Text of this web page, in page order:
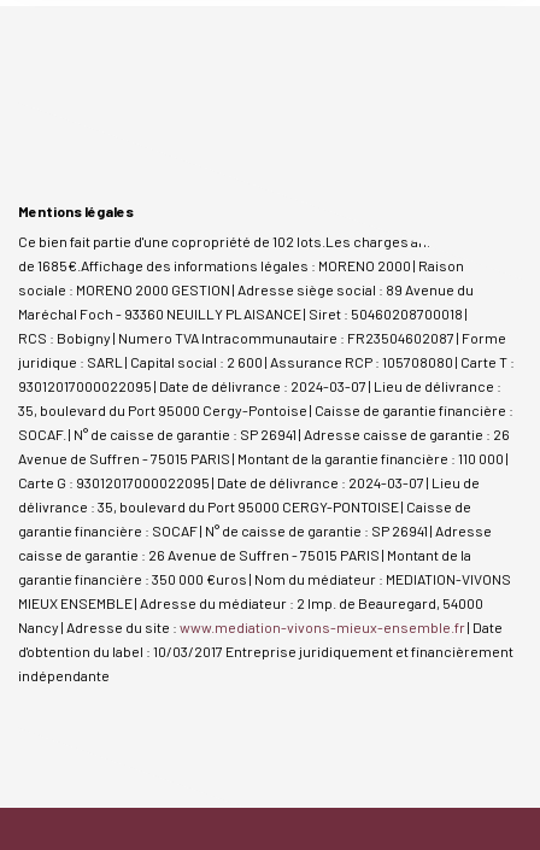
Mentions légales
Ce bien fait partie d'une copropriété de 102 lots.Les charges annuelles sont
de 1685€. Affichage des informations légales : MORENO 2000 | Raison
sociale : MORENO 2000 GESTION | Adresse siège social : 89 Avenue du
Maréchal Foch - 93360 NEUILLY PLAISANCE | Siret : 50460208700018 |
RCS : Bobigny | Numero TVA Intracommunautaire : FR23504602087 | Forme
juridique : SARL | Capital social : 2 600 | Assurance RCP : 105708080 | Carte T :
93012017000022095 | Date de délivrance : 2024-03-07 | Lieu de délivrance :
35, boulevard du Port 95000 Cergy-Pontoise | Caisse de garantie financière :
SOCAF. | N° de caisse de garantie : SP 26941 | Adresse caisse de garantie : 26
Avenue de Suffren - 75015 PARIS | Montant de la garantie financière : 110 000 |
Carte G : 93012017000022095 | Date de délivrance : 2024-03-07 | Lieu de
délivrance : 35, boulevard du Port 95000 CERGY-PONTOISE | Caisse de
garantie financière : SOCAF | N° de caisse de garantie : SP 26941 | Adresse
caisse de garantie : 26 Avenue de Suffren - 75015 PARIS | Montant de la
garantie financière : 350 000 €uros | Nom du médiateur : MEDIATION-VIVONS
MIEUX ENSEMBLE | Adresse du médiateur : 2 Imp. de Beauregard, 54000
Nancy | Adresse du site : www.mediation-vivons-mieux-ensemble.fr| Date
d'obtention du label : 10/03/2017 Entreprise juridiquement et financièrement
indépendante